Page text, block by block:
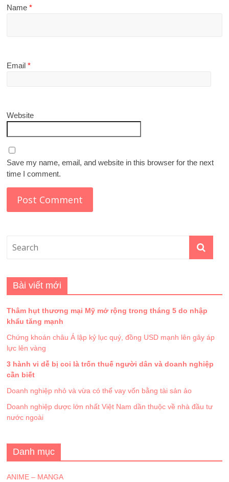
Name*
Email*
Website
Save my name, email, and website in this browser for the next
time I comment.
Bài viết mới
Thâm hụt thương mại Mỹ mở rộng trong tháng 5 do nhập
khẩu tăng mạnh
Chứng khoán châu Á lập kỷ lục quý, đồng USD mạnh lên gây áp
lực lên vàng
3 hành vi dễ bị coi là trốn thuế người dân và doanh nghiệp
cần biết
Doanh nghiệp nhỏ và vừa có thể vay vốn bằng tài sản ảo
Doanh nghiệp dược lớn nhất Việt Nam dần thuộc về nhà đầu tư
nước ngoài
Danh mục
ANIME – MANGA